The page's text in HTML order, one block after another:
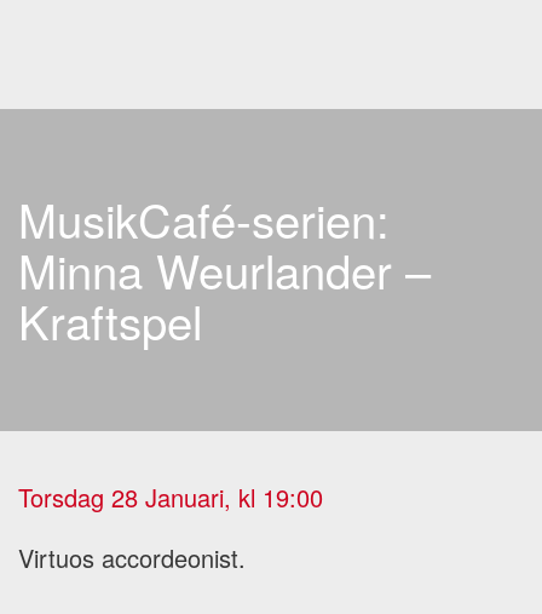
MusikCafé-serien:
Minna Weurlander –
Kraftspel
Torsdag 28 Januari, kl 19:00
Virtuos accordeonist.